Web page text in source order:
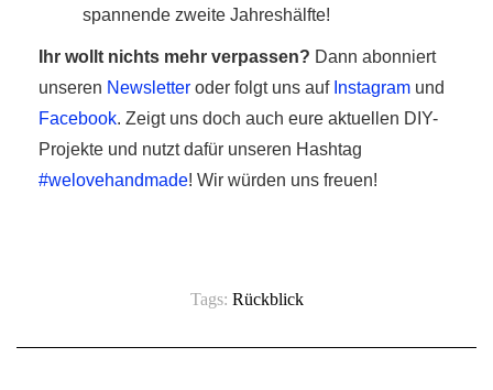
spannende zweite Jahreshälfte!
Ihr wollt nichts mehr verpassen? Dann abonniert
unseren Newsletter oder folgt uns auf Instagram und
Facebook. Zeigt uns doch auch eure aktuellen DIY-
Projekte und nutzt dafür unseren Hashtag
#welovehandmade! Wir würden uns freuen!
Tags: Rückblick